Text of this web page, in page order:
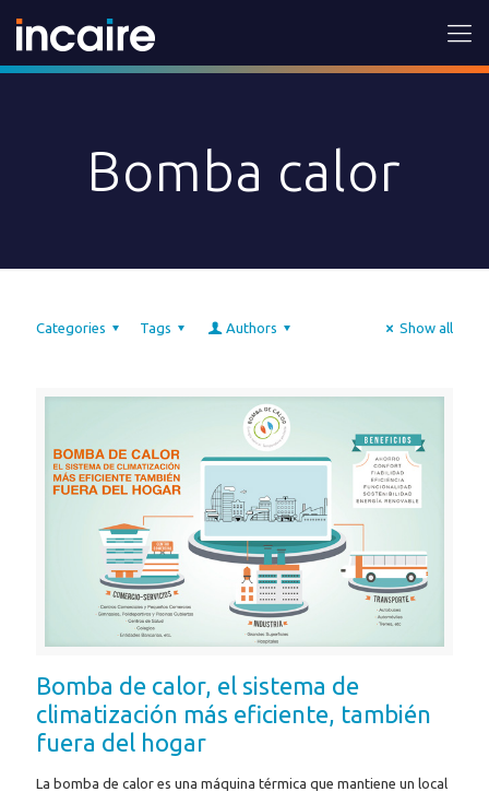
Bomba calor
Categories Tags Authors Show all
Bomba de calor, el sistema de
climatización más eficiente, también
fuera del hogar
La bomba de calor es una máquina térmica que mantiene un local